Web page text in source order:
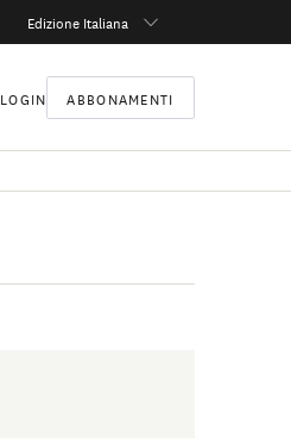
Edizione Italiana
LOGIN ABBONAMENTI